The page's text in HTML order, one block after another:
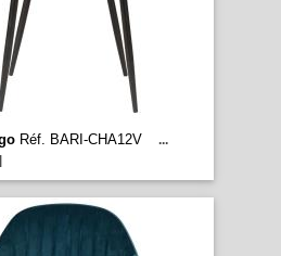
Réf. BARI-CHA12V
...